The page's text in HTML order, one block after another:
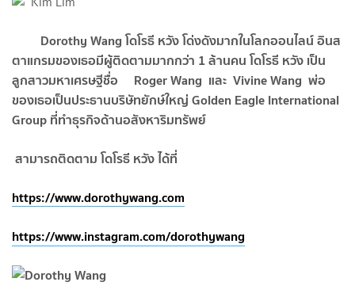
Dorothy Wang โดโรธี หวัง โด่งดังมากในโลกออนไลน์ อินส
ตาแกรมของเธอมีผู้ติดตามมากกว่า 1 ล้านคน โดโรธี หวัง เป็น
ลูกสาวมหาเศรษฐีชื่อ Roger Wang และ Vivine Wang พ่อ
ของเธอเป็นประธานบริษัทยักษ์ใหญ่ Golden Eagle International
Group ที่ทำธุรกิจด้านอสังหาริมทรัพย์
สามารถติดตาม โดโรธี หวัง ได้ที่
https://www.dorothywang.com
https://www.instagram.com/dorothywang